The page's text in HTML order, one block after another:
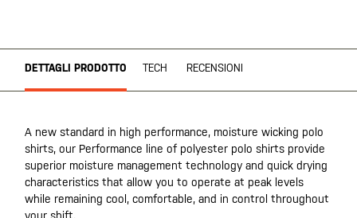
DETTAGLI PRODOTTO TECH RECENSIONI
A new standard in high performance, moisture wicking polo
shirts, our Performance line of polyester polo shirts provide
superior moisture management technology and quick drying
characteristics that allow you to operate at peak levels
while remaining cool, comfortable, and in control throughout